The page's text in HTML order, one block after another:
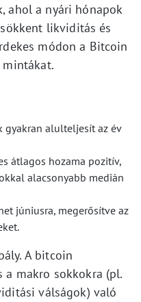
ahol a nyári hónapok
likviditás és
módon a Bitcoin
gyakran alulteljesít az év
átlagos hozama pozitív,
alacsonyabb medián
júniusra, megerősítve az
A bitcoin
makro sokkokra (pl.
válságok) való